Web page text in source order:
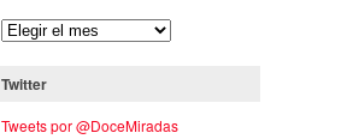
Twitter
Tweets por @DoceMiradas